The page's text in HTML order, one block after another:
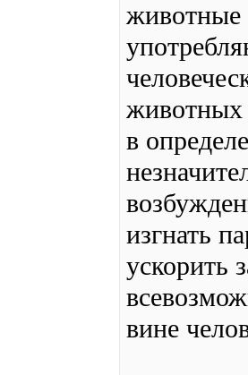
животные
животных
в
изгнать
ускорить
вине